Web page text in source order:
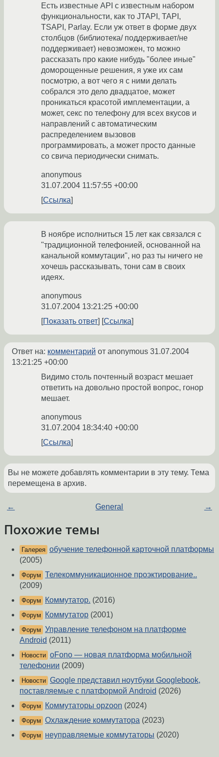
Есть известные API с известным набором
функциональности, как то JTAPI, TAPI,
TSAPI, Parlay. Если уж ответ в форме двух
столбцов (библиотека/ поддерживает/не
поддерживает) невозможен, то можно
рассказать про какие нибудь "более иные"
доморощенные решения, я уже их сам
посмотрю, а вот чего я с ними делать
собрался это дело двадцатое, может
проникаться красотой имплементации, а
может, секс по телефону для всех вкусов и
направлений с автоматическим
распределением вызовов
программировать, а может просто данные
со свича периодически снимать.
anonymous
31.07.2004 11:57:55 +00:00
Ссылка
В ноябре исполниться 15 лет как связался с
"традиционной телефонией, основанной на
канальной коммутации", но раз ты ничего не
хочешь рассказывать, тони сам в своих
идеях.
anonymous
31.07.2004 13:21:25 +00:00
Показать ответ
Ссылка
Ответ на: комментарий от anonymous 31.07.2004
13:21:25 +00:00
Видимо столь почтенный возраст мешает
ответить на довольно простой вопрос, гонор
мешает.
anonymous
31.07.2004 18:34:40 +00:00
Ссылка
Вы не можете добавлять комментарии в эту тему. Тема
перемещена в архив.
← General →
Похожие темы
Галерея обучение телефонной карточной платформы
(2005)
Форум Телекоммуникационное проэктирование..
(2009)
Форум Коммутатор. (2016)
Форум Коммутатор (2001)
Форум Управление телефоном на платформе
Android (2011)
Новости oFono — новая платформа мобильной
телефонии (2009)
Новости Google представил ноутбуки Googlebook,
поставляемые с платформой Android (2026)
Форум Коммутаторы opzoon (2024)
Форум Охлаждение коммутатора (2023)
Форум неуправляемые коммутаторы (2020)